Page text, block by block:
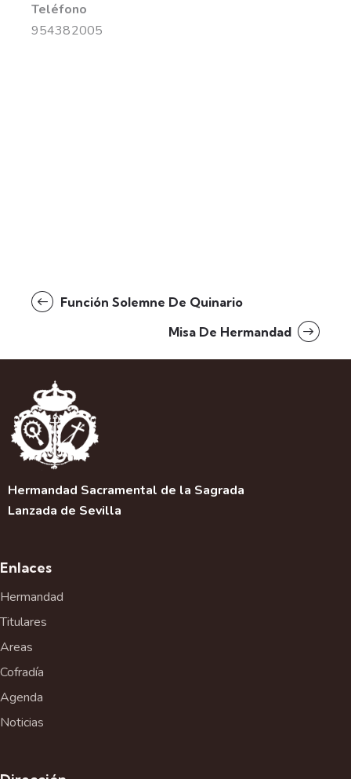
Teléfono
954382005
Función Solemne De Quinario
Misa De Hermandad
Hermandad Sacramental de la Sagrada
Lanzada de Sevilla
Enlaces
Hermandad
Titulares
Areas
Cofradía
Agenda
Noticias